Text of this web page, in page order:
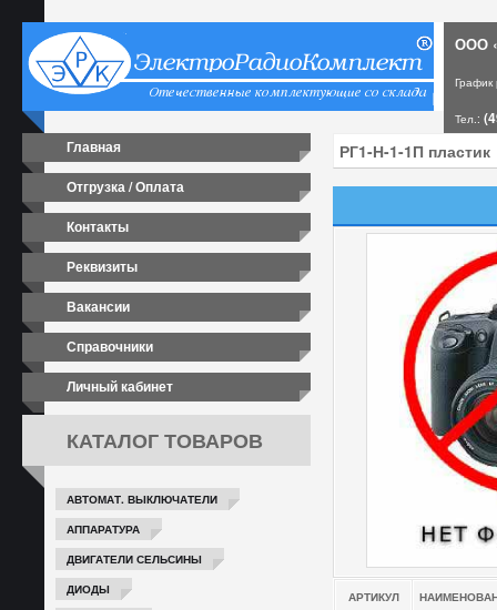
ООО
Тел.:
Главная
Отгрузка / Оплата
Контакты
Реквизиты
Вакансии
Справочники
Личный кабинет
КАТАЛОГ ТОВАРОВ
АВТОМАТ. ВЫКЛЮЧАТЕЛИ
АППАРАТУРА
ДВИГАТЕЛИ СЕЛЬСИНЫ
ДИОДЫ
АРТИКУЛ